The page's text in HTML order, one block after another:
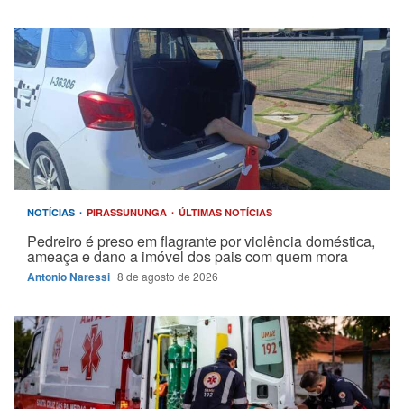
NOTÍCIAS PIRASSUNUNGA ÚLTIMAS NOTÍCIAS
Pedreiro é preso em flagrante por violência doméstica,
ameaça e dano a imóvel dos pais com quem mora
Antonio Naressi 8 de agosto de 2026